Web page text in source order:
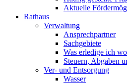
Aktuelle
Rathaus
Verwaltung
Ansprechpartner
Sachgebiete
Was erledige ich
Steuern, Abgaben
Ver- und Entsorgung
Wasser